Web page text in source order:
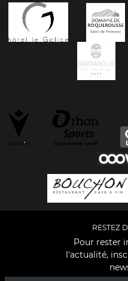
RESTEZ
Pour rester
l'actualité,